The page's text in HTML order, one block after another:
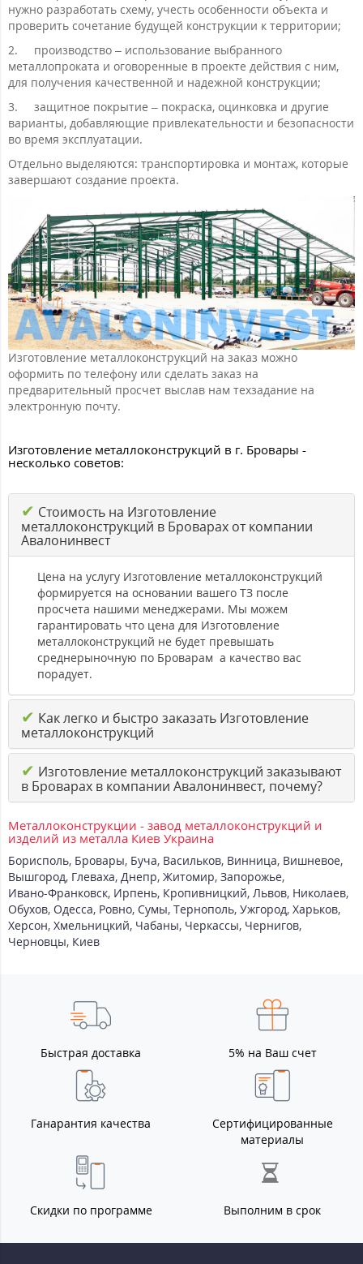
нужно разработать схему, учесть особенности объекта и
проверить сочетание будущей конструкции к территории;
2.
производство – использование выбранного
металлопроката и оговоренные в проекте действия с ним,
для получения качественной и надежной конструкции;
3.
защитное покрытие – покраска, оцинковка и другие
варианты, добавляющие привлекательности и безопасности
во время эксплуатации.
Отдельно выделяются: транспортировка и монтаж, которые
завершают создание проекта.
Изготовление металлоконструкций на заказ можно
оформить по телефону или сделать заказ на
предварительный просчет выслав нам техзадание на
электронную почту.
Изготовление металлоконструкций в г. Бровары -
несколько советов:
✔ Стоимость на Изготовление
металлоконструкций в Броварах от компании
Авалонинвест
Цена на услугу Изготовление металлоконструкций
формируется на основании вашего ТЗ после
просчета нашими менеджерами. Мы можем
гарантировать что цена для Изготовление
металлоконструкций не будет превышать
среднерыночную по Броварам а качество вас
порадует.
✔ Как легко и быстро заказать Изготовление
металлоконструкций
✔ Изготовление металлоконструкций заказывают
в Броварах в компании Авалонинвест, почему?
Металлоконструкции - завод металлоконструкций и
изделий из металла Киев Украина
Борисполь, Бровары, Буча, Васильков, Винница, Вишневое,
Вышгород, Глеваха, Днепр, Житомир, Запорожье,
Ивано-Франковск, Ирпень, Кропивницкий, Львов, Николаев,
Обухов, Одесса, Ровно, Сумы, Тернополь, Ужгород, Харьков,
Херсон, Хмельницкий, Чабаны, Черкассы, Чернигов,
Черновцы, Киев
Быстрая доставка 5% на Ваш счет
Ганарантия качества
Сертифицированные
материалы
Скидки по программе Выполним в срок